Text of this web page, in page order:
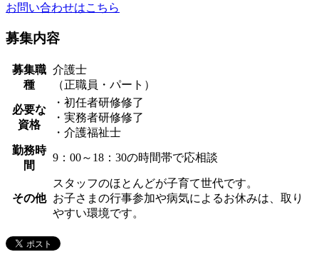
お問い合わせはこちら
募集内容
募集職
種
介護士
（正職員・パート）
必要な
資格
・初任者研修修了
・実務者研修修了
・介護福祉士
勤務時
間
9：00～18：30の時間帯で応相談
その他
スタッフのほとんどが子育て世代です。
お子さまの行事参加や病気によるお休みは、取り
やすい環境です。